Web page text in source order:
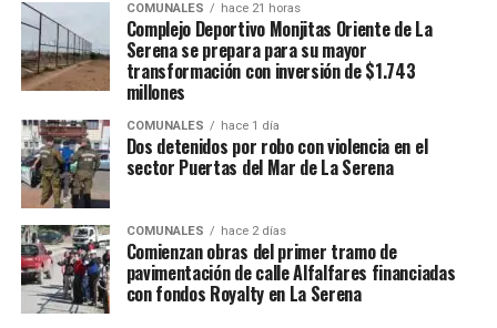
COMUNALES hace 21 horas
Complejo Deportivo Monjitas Oriente de La
Serena se prepara para su mayor
transformación con inversión de $1.743
millones
COMUNALES hace 1 día
Dos detenidos por robo con violencia en el
sector Puertas del Mar de La Serena
COMUNALES hace 2 días
Comienzan obras del primer tramo de
pavimentación de calle Alfalfares financiadas
con fondos Royalty en La Serena